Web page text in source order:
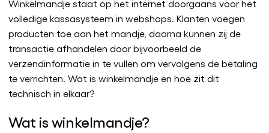
Winkelmandje staat op het internet doorgaans voor het
volledige kassasysteem in webshops. Klanten voegen
producten toe aan het mandje, daarna kunnen zij de
transactie afhandelen door bijvoorbeeld de
verzendinformatie in te vullen om vervolgens de betaling
te verrichten. Wat is winkelmandje en hoe zit dit
technisch in elkaar?
Wat is winkelmandje?